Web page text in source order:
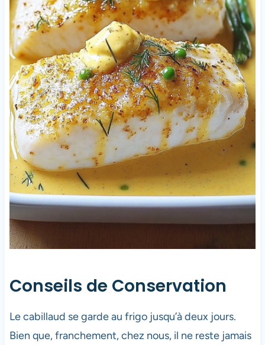
Conseils de Conservation
Le cabillaud se garde au frigo jusqu’à deux jours.
Bien que, franchement, chez nous, il ne reste jamais